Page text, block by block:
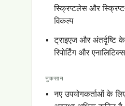
स्क्रिप्टलेस और
विकल्प
ट्राइएज और अंतर्दृष्टि
रिपोर्टिंग और एनालिटिक्स
नुकसान
नए उपयोगकर्ताओं के